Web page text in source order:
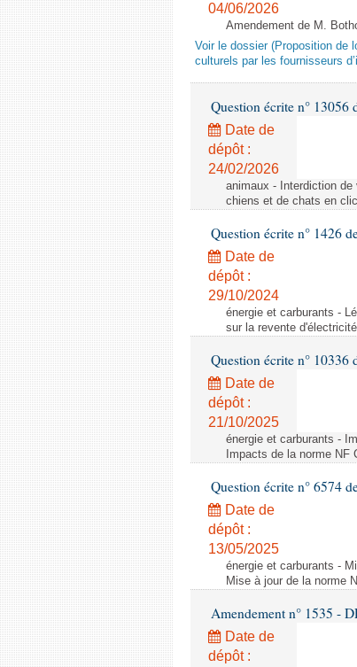
04/06/2026
Amendement de M.
Voir le dossier (Proposition de
culturels par les fournisseurs
Question écrite n° 13056
Date de
dépôt :
24/02/2026
animaux - Interdiction
chiens et de chats en
Question écrite n° 1426
Date de
dépôt :
29/10/2024
énergie et carburants -
sur la revente
Question écrite n°
Date de
dépôt :
21/10/2025
énergie et carburants -
Impacts de la norme
Question écrite n° 6574
Date de
dépôt :
13/05/2025
énergie et carburants -
Mise à jour de la norme
Amendement n° 1535 -
Date de
dépôt :